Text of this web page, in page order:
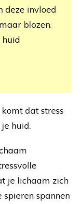
deze invloed
blozen.
huid
dat stress
je huid.
je lichaam zich
spannen